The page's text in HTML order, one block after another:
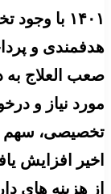
۱۴۰۱ با
هدفمندی و
صعب العلاج به
مورد نیاز و
تخصیصی، سهم
اخیر افزایش